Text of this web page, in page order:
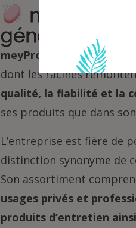
meyPro –
générations
meyPro , basé à
dont les racines
qualité, la fiabilité et la
ses produits que dans
L’entreprise est fière de
distinction synonyme de
Son assortiment
usages privés et
produits d’entretien